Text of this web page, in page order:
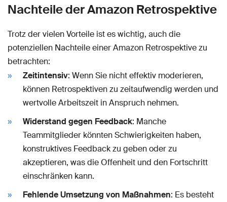
Nachteile der Amazon Retrospektive
Trotz der vielen Vorteile ist es wichtig, auch die
potenziellen Nachteile einer Amazon Retrospektive zu
betrachten:
Zeitintensiv: Wenn Sie nicht effektiv moderieren,
können Retrospektiven zu zeitaufwendig werden und
wertvolle Arbeitszeit in Anspruch nehmen.
Widerstand gegen Feedback: Manche
Teammitglieder könnten Schwierigkeiten haben,
konstruktives Feedback zu geben oder zu
akzeptieren, was die Offenheit und den Fortschritt
einschränken kann.
Fehlende Umsetzung von Maßnahmen: Es besteht